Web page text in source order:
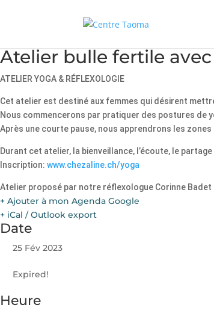
Atelier bulle fertile
ATELIER YOGA & RÉFLEXOLOGIE
Cet atelier est destiné aux femmes qui désirent
Nous commencerons par pratiquer des postures de
Après une courte pause, nous apprendrons les
Durant cet atelier, la bienveillance, l’écoute, le
Inscription: www.chezaline.ch/yoga
Atelier proposé par notre réflexologue Corinne Badet
+ Ajouter à mon Agenda Google
+ iCal / Outlook export
Date
25 Fév 2023
Expired!
Heure